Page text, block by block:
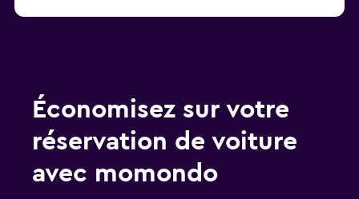
Économisez sur votre
réservation de voiture
avec momondo